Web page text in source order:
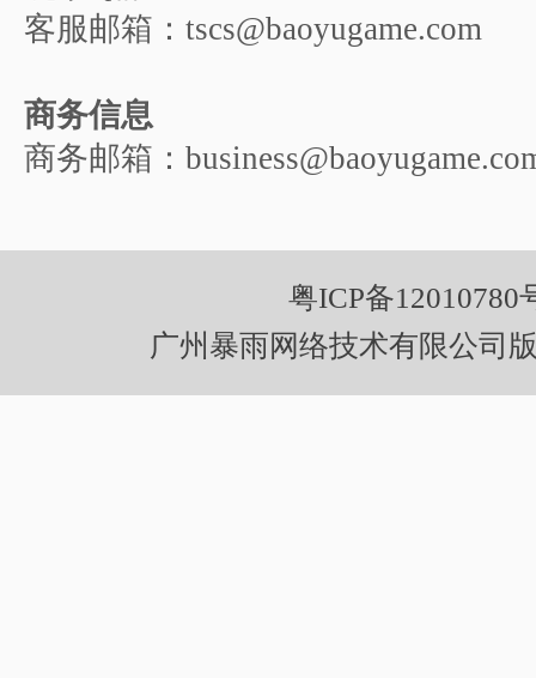
客服邮箱：tscs@baoyugame.com
商务信息
商务邮箱：
粤ICP备12010780
广州暴雨网络技术有限公司